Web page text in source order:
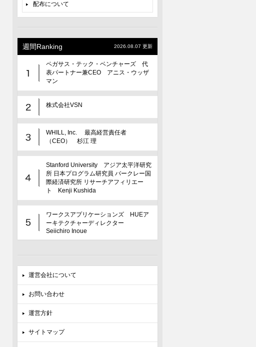
配布について
週間Ranking 2026.08.07 更新
ペガサス・テック・ベンチャーズ 代
表パートナー兼CEO アニス・ウッザ
マン
株式会社VSN
WHILL, Inc. 最高経営責任者
（CEO） 杉江 理
Stanford University アジア太平洋研究
所 日本プログラム研究員 バークレー国
際経済研究所 リサーチアフィリエー
ト Kenji Kushida
ワークスアプリケーションズ HUEア
ーキテクチャーディレクター
Seiichiro Inoue
運営会社について
運営方針
サイトマップ